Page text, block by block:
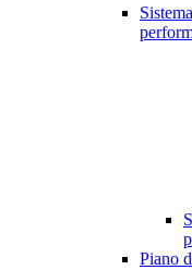
Piano